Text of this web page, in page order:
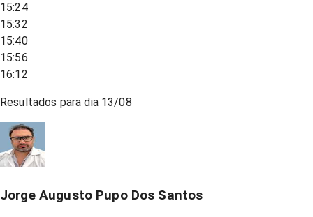
15:24
15:32
15:40
15:56
16:12
Resultados para dia 13/08
Jorge Augusto Pupo Dos Santos